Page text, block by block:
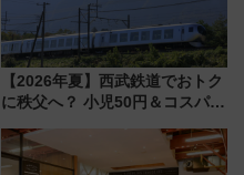
【2026年夏】西武鉄道でおトク
に秩父へ？ 小児50円＆コスパ最
族旅行！ 深夜の正丸トンネル探
検や特急ラビューも